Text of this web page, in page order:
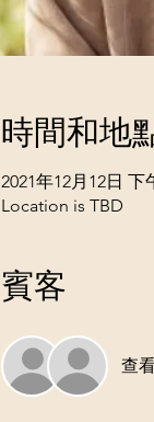
時間和地
2021年12月12日 下
Location is TBD
賓客
查